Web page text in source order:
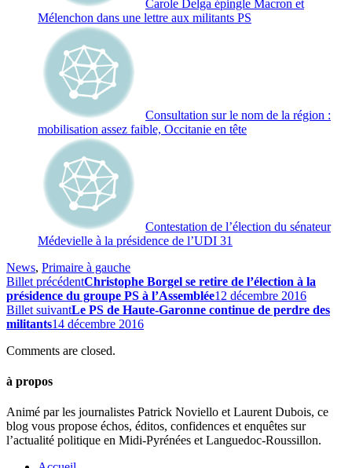
Carole Delga épingle Macron et
Mélenchon dans une lettre aux militants PS
Consultation sur le nom de la région :
mobilisation assez faible, Occitanie en tête
Contestation de l’élection du sénateur
Médevielle à la présidence de l’UDI 31
News, Primaire à gauche
Billet précédentChristophe Borgel se retire de l’élection à la
présidence du groupe PS à l’Assemblée12 décembre 2016
Billet suivantLe PS de Haute-Garonne continue de perdre des
militants14 décembre 2016
Comments are closed.
à propos
Animé par les journalistes Patrick Noviello et Laurent Dubois, ce
blog vous propose échos, éditos, confidences et enquêtes sur
l’actualité politique en Midi-Pyrénées et Languedoc-Roussillon.